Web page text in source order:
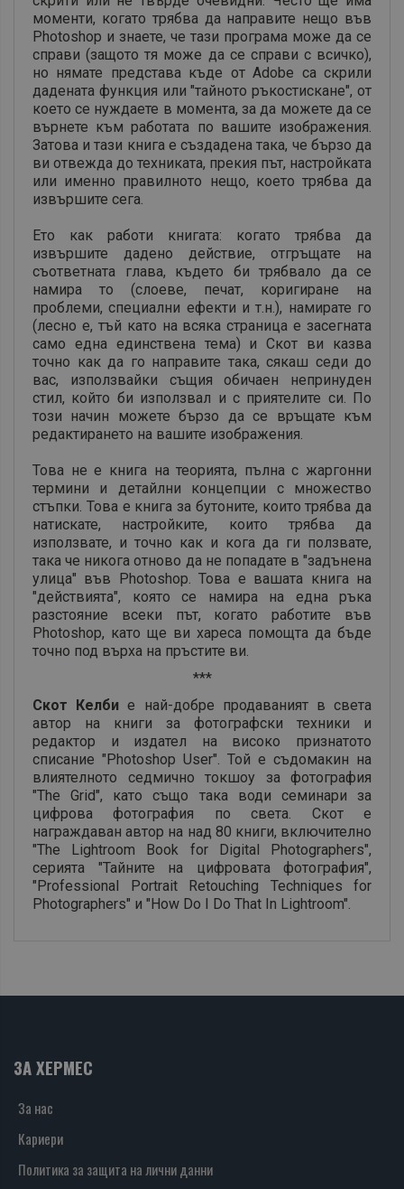
моменти, когато трябва да направите нещо във
Photoshop и знаете, че тази програма може да се
справи (защото тя може да се справи с всичко),
но нямате представа къде от Adobe са скрили
дадената функция или "тайното ръкостискане", от
което се нуждаете в момента, за да можете да се
върнете към работата по вашите изображения.
Затова и тази книга е създадена така, че бързо да
ви отвежда до техниката, прекия път, настройката
или именно правилното нещо, което трябва да
извършите сега.
Ето как работи книгата: когато трябва да
извършите дадено действие, отгръщате на
съответната глава, където би трябвало да се
намира то (слоеве, печат, коригиране на
проблеми, специални ефекти и т.н.), намирате го
(лесно е, тъй като на всяка страница е засегната
само една единствена тема) и Скот ви казва
точно как да го направите така, сякаш седи до
вас, използвайки същия обичаен непринуден
стил, който би използвал и с приятелите си. По
този начин можете бързо да се връщате към
редактирането на вашите изображения.
Това не е книга на теорията, пълна с жаргонни
термини и детайлни концепции с множество
стъпки. Това е книга за бутоните, които трябва да
натискате, настройките, които трябва да
използвате, и точно как и кога да ги ползвате,
така че никога отново да не попадате в "задънена
улица" във Photoshop. Това е вашата книга на
"действията", която се намира на една ръка
разстояние всеки път, когато работите във
Photoshop, като ще ви хареса помощта да бъде
точно под върха на пръстите ви.
***
Скот Келби е най-добре продаваният в света
автор на книги за фотографски техники и
редактор и издател на високо признатото
списание "Photoshop User". Той е съдомакин на
влиятелното седмично токшоу за фотография
"The Grid", като също така води семинари за
цифрова фотография по света. Скот е
награждаван автор на над 80 книги, включително
"The Lightroom Book for Digital Photographers",
серията "Тайните на цифровата фотография",
"Professional Portrait Retouching Techniques for
Photographers" и "How Do I Do That In Lightroom".
ЗА ХЕРМЕС
За нас
Кариери
Политика за защита на лични данни